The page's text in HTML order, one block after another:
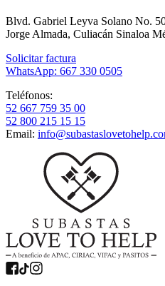
Blvd. Gabriel Leyva Solano No.
Jorge Almada, Culiacán Sinaloa
Solicitar factura
WhatsApp: 667 330 0505
Teléfonos:
52 667 759 35 00
52 800 215 15 15
Email: